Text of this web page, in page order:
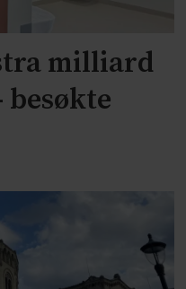
milliard
besøkte